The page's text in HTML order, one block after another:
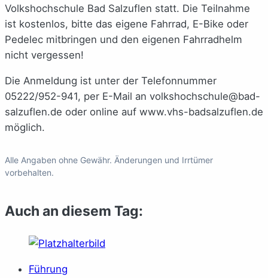
Volkshochschule Bad Salzuflen statt. Die Teilnahme
ist kostenlos, bitte das eigene Fahrrad, E-Bike oder
Pedelec mitbringen und den eigenen Fahrradhelm
nicht vergessen!
Die Anmeldung ist unter der Telefonnummer
05222/952-941, per E-Mail an volkshochschule@bad-
salzuflen.de oder online auf www.vhs-badsalzuflen.de
möglich.
Alle Angaben ohne Gewähr. Änderungen und Irrtümer
vorbehalten.
Auch an diesem Tag:
Führung